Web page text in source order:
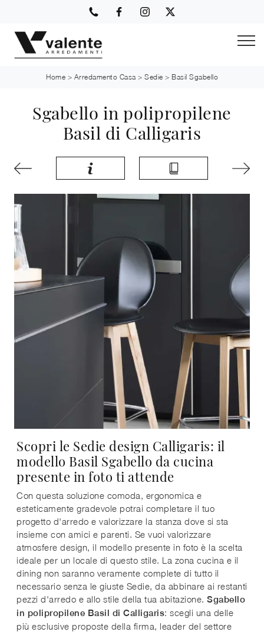
Home > Arredamento Casa > Sedie > Basil Sgabello
Sgabello in polipropilene
Basil di Calligaris
Scopri le Sedie design Calligaris: il
modello Basil Sgabello da cucina
presente in foto ti attende
Con questa soluzione comoda, ergonomica e
esteticamente gradevole potrai completare il tuo
progetto d'arredo e valorizzare la stanza dove si sta
insieme con amici e parenti. Se vuoi valorizzare
atmosfere design, il modello presente in foto è la scelta
ideale per un locale di questo stile. La zona cucina e il
dining non saranno veramente complete di tutto il
necessario senza le giuste Sedie, da abbinare ai restanti
pezzi d'arredo e allo stile della tua abitazione. Sgabello
in polipropilene Basil di Calligaris: scegli una delle
più esclusive proposte della firma, leader del settore